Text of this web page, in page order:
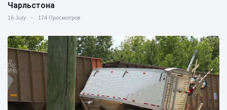
Чарльстона
16 July 174 Просмотров